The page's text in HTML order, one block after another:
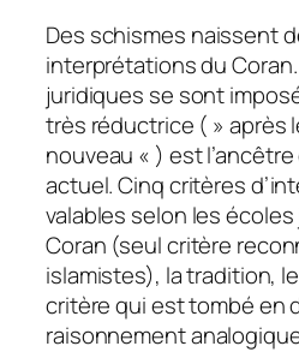
Des schismes naissent
interprétations du
juridiques se sont
très réductrice ( » après
nouveau « ) est l’ancêtre
actuel. Cinq critères
valables selon les
Coran (seul critère
islamistes), la tradition,
critère qui est tombé en
raisonnement